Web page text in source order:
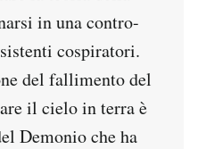
in una contro-
cospiratori.
del fallimento del
il cielo in terra è
Demonio che ha